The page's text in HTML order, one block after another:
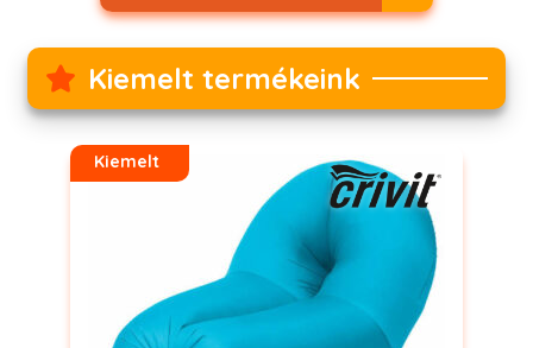
Kiemelt termékeink
Kiemelt